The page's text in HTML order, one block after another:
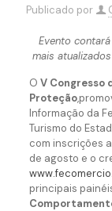
Publicado por
Evento
mais
O V Congresso
Proteção
Informação da
Turismo do
com inscrições
de agosto e o
principais